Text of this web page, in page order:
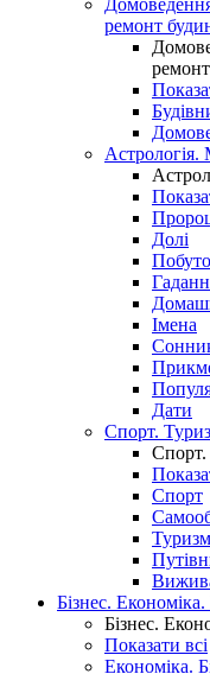
ремонт
Астрологія.
Долі
Імена
Дати
Спорт.
Спорт.
Спорт
Туризм
Бізнес.
Бізнес.
Показати всі
Економіка.